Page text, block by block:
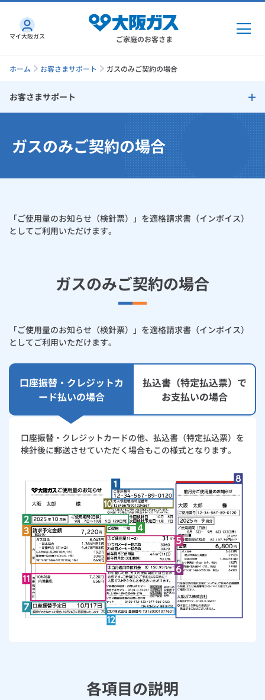
ご家庭のお客さま
ガス・電気トップ
ガストップ
一般料金
電気
「大阪ガスの電気」が選ばれる理由
お手続きから使用開始までの流れ
太陽光発電余剰電力買取サービス
ガスと電気の使用開始の申込
インターネット
さすガねっとのメリット
工事・開通までの流れ
簡単プラン診断
インターネットのお申込み
機器・修理トップ
キッチン
ガスオーブン
レンジフード
食器洗い乾燥機
ガス温水浴室暖房乾燥機
「カワック・ミストカワック」
ガスファンヒーター
ガス温水床暖房「ヌック」
取替用ガスコンセント
ガスコード
ガス栓の増設 プラスライン
ルームエアコン
発電・省エネ
エネファーム
太陽光発電
蓄電池
スマイルーフ
エコキュート
警報器・消火器
ぴこぴこ・スマぴこ・けむぴこ
消火器
取扱説明書を探す
お近くのガスのお店
らく得保証
ほっ得定額
くらしのサービス
リフォーム・リノベーション
リフォーム・リノベーショントップ
リノベーション「マイリノ」
安心・安全
ホームセキュリティ
みるぴこ
スマイLINK
FitDish
めちゃとクーポン
プリゼロ
関西おでかけ納税
ハウスクリーニング
お客さまサポート
お問い合わせ
お引越しの手続き
総合TOP 業務用・産業用のお客さま
マイ大阪ガス
ホーム お客さまサポート ガスのみご契約の場合
お客さまサポート
クレジットカードによるお支払い
請求書（払込票）によるお支払い
お支払い窓口
お支払い期限について
支払証明書の発行について
ガスのみご契約の場合
ガス・電気をセットでご契約の場合
ガスのみご契約の場合
「ご使用量のお知らせ（検針票）」を適格請求書（インボイス）
としてご利用いただけます。
ガスのみご契約の場合
「ご使用量のお知らせ（検針票）」を適格請求書（インボイス）
としてご利用いただけます。
口座振替・クレジットカ
ード払いの場合
払込書（特定払込票）で
お支払いの場合
口座振替・クレジットカードの他、払込書（特定払込票）を
検針後に郵送させていただく場合もこの様式となります。
各項目の説明